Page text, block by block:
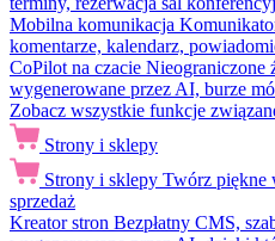
Mobilna komunikacja
komentarze, kalendarz,
CoPilot na czacie Nieograniczone
wygenerowane przez AI, burze
Zobacz wszystkie funkcje
Strony i sklepy
Strony i sklepy Twórz piękne
sprzedaż
Kreator stron Bezpłatny CMS,